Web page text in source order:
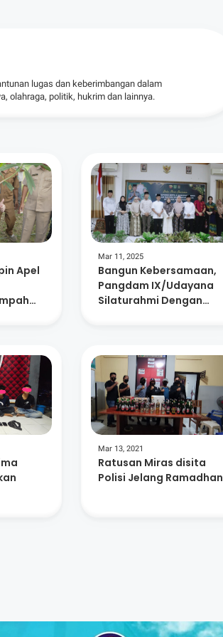
lugas dan keberimbangan dalam
olahraga, politik, hukrim dan lainnya.
Apel
Mar 11, 2025
Bangun Kebersamaan,
Pangdam IX/Udayana
Silaturahmi Dengan
Mar 13, 2021
Ratusan Miras disita
Polisi Jelang Ramadhan